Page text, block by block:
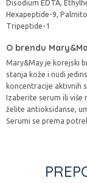
Disodium EDTA,
Hexapeptide-9,
Tripeptide-1
O brendu
Mary&May je korejski
stanja kože i nudi
koncentracije aktivnih
Izaberite serum ili više
želite antioksidanse,
Serumi se prema